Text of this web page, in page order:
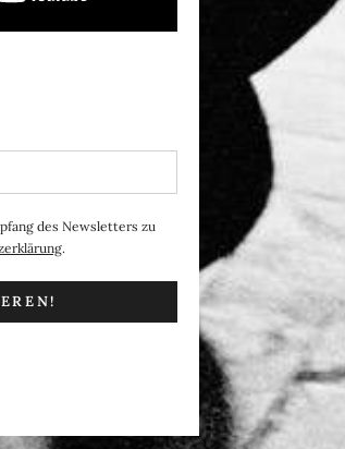
des Newsletters zu
.